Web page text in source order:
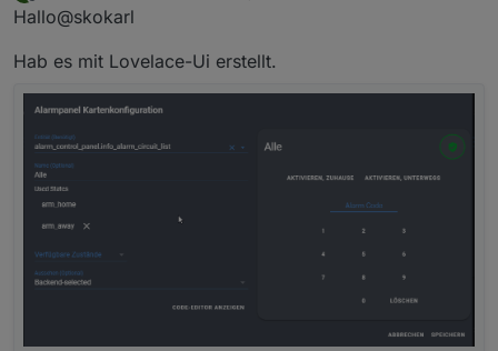
Nur Telegram gibt nix aus.
meldung
Verfügung stellen ?
Offline
Hallo@skokarl
Hab es mit Lovelace-Ui erstellt.